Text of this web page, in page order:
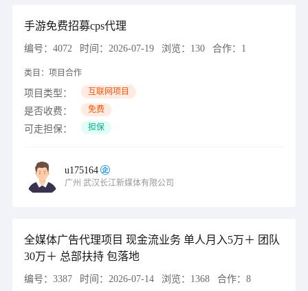
手游免费招募cps代理
编号： 4072 时间： 2026-07-19 浏览： 130 合作： 1
类目： 项目合作
项目类型： 互联网项目
是否收费： 免费
可走担保： 担保
u175164
广州 武汉长江新媒体有限公司
全媒体广告代理项目 现金流业务 单人月入5万＋ 团队
30万＋ 总部扶持 包落地
编号： 3387 时间： 2026-07-14 浏览： 1368 合作： 8